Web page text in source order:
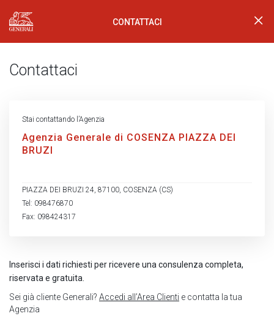
Generali Logo CONTATTACI
Contattaci
Inserisci i dati richiesti per ricevere una consulenza completa,
riservata e gratuita.
Sei già cliente Generali? Accedi all’Area Clienti e contatta la tua
Agenzia
Stai contattando l’Agenzia
Agenzia Generale di COSENZA PIAZZA DEI
BRUZI
PIAZZA DEI BRUZI 24, 87100, COSENZA (CS)
Tel: 098476870
Fax: 098424317